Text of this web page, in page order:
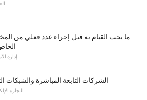
ما يجب القيام به قبل إجراء عدد فعلي من
إدارة
الشركات التابعة المباشرة والشبكات
التجارة